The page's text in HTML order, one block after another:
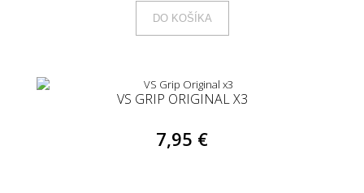
DO KOŠÍKA
VS GRIP ORIGINAL X3
7,95 €